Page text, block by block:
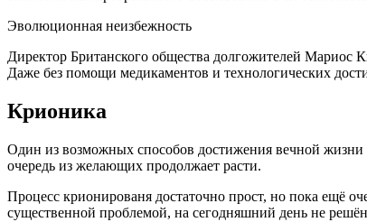
Эволюционная неизбежность
Директор Британского общества долгожителей Мариос
Даже без помощи медикаментов и технологических
Крионика
Один из возможных способов достижения вечной жизни
очередь из желающих продолжает расти.
Процесс крионированя достаточно прост, но пока ещё
существенной проблемой, на сегодняшний день не